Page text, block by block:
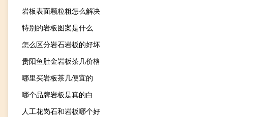
岩板表面颗粒粗怎么解决
特别的岩板图案是什么
怎么区分岩石岩板的好坏
贵阳鱼肚金岩板茶几价格
哪里买岩板茶几便宜的
哪个品牌岩板是真的白
人工花岗石和岩板哪个好